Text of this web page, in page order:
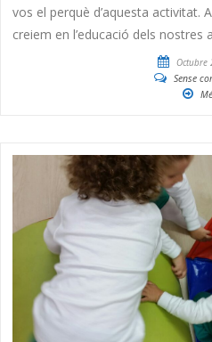
vos el perquè d’aquesta activitat.
creiem en l’educació dels nostres
Octubre
Sense